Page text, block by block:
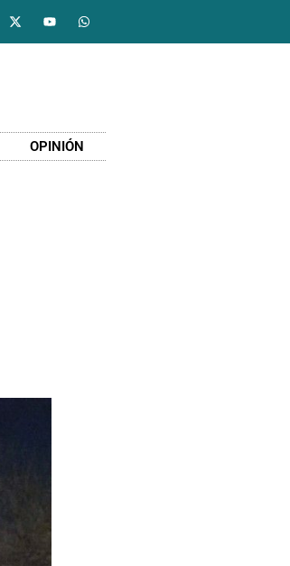
OPINIÓN